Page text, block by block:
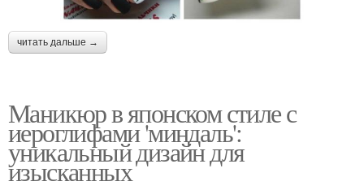
читать дальше →
Маникюр в японском стиле с
иероглифами 'миндаль':
уникальный дизайн для
изысканных